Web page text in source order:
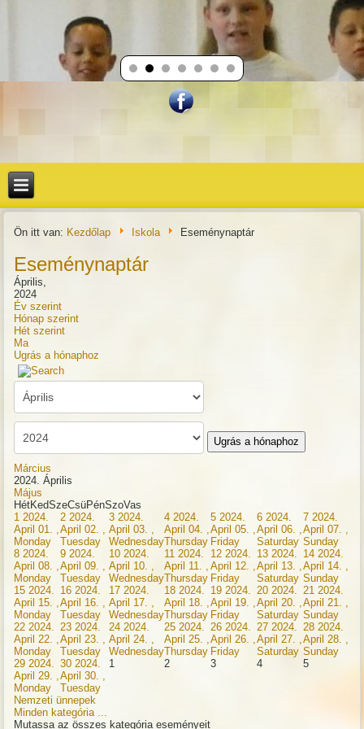
Ön itt van: Kezdőlap Iskola Eseménynaptár
Eseménynaptár
Április,
2024
Év szerint
Hónap szerint
Hét szerint
Ma
Ugrás a hónaphoz
Ugrás a hónaphoz
Március
2024. Április
Május
HétKedSzeCsüPénSzoVas
1 2024.
April 01. ,
Monday
2 2024.
April 02. ,
Tuesday
3 2024.
April 03. ,
Wednesday
4 2024.
April 04. ,
Thursday
5 2024.
April 05. ,
Friday
6 2024.
April 06. ,
Saturday
7 2024.
April 07. ,
Sunday
8 2024.
April 08. ,
Monday
9 2024.
April 09. ,
Tuesday
10 2024.
April 10. ,
Wednesday
11 2024.
April 11. ,
Thursday
12 2024.
April 12. ,
Friday
13 2024.
April 13. ,
Saturday
14 2024.
April 14. ,
Sunday
15 2024.
April 15. ,
Monday
16 2024.
April 16. ,
Tuesday
17 2024.
April 17. ,
Wednesday
18 2024.
April 18. ,
Thursday
19 2024.
April 19. ,
Friday
20 2024.
April 20. ,
Saturday
21 2024.
April 21. ,
Sunday
22 2024.
April 22. ,
Monday
23 2024.
April 23. ,
Tuesday
24 2024.
April 24. ,
Wednesday
25 2024.
April 25. ,
Thursday
26 2024.
April 26. ,
Friday
27 2024.
April 27. ,
Saturday
28 2024.
April 28. ,
Sunday
29 2024.
April 29. ,
Monday
30 2024.
April 30. ,
Tuesday
1 2 3 4 5
Nemzeti ünnepek
Minden kategória ...
Mutassa az összes kategória eseményeit